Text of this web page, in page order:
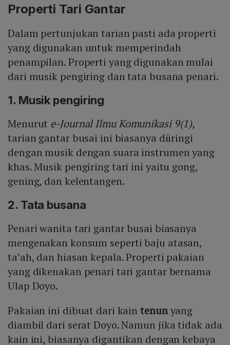
Properti Tari Gantar
Dalam pertunjukan tarian pasti ada properti
yang digunakan untuk memperindah
penampilan. Properti yang digunakan mulai
dari musik pengiring dan tata busana penari.
1. Musik pengiring
Menurut e-Journal Ilmu Komunikasi 9(1),
tarian gantar busai ini biasanya diiringi
dengan musik dengan suara instrumen yang
khas. Musik pengiring tari ini yaitu gong,
gening, dan kelentangen.
2. Tata busana
Penari wanita tari gantar busai biasanya
mengenakan konsum seperti baju atasan,
ta’ah, dan hiasan kepala. Properti pakaian
yang dikenakan penari tari gantar bernama
Ulap Doyo.
Pakaian ini dibuat dari kaintenunyang
diambil dari serat Doyo. Namun jika tidak ada
kain ini, biasanya digantikan dengan kebaya